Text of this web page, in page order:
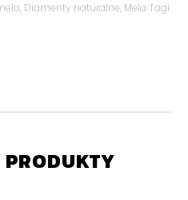
, Diamenty naturalne, Mela Tagi: